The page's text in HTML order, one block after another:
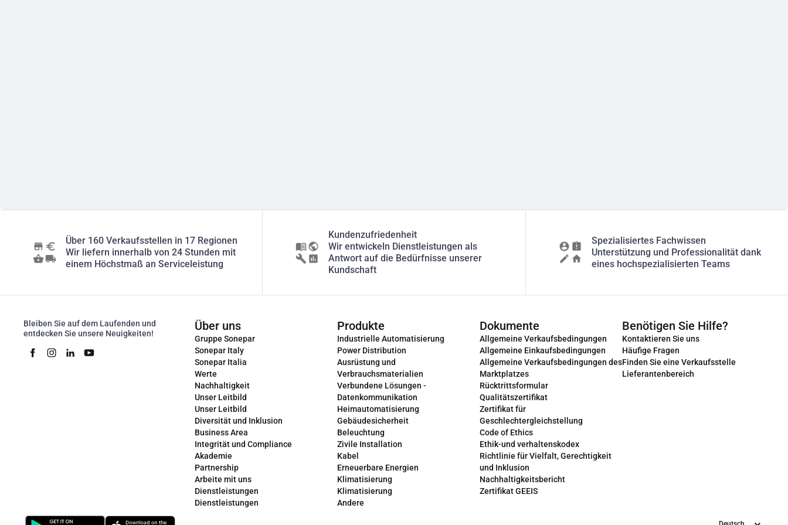
Über 160 Verkaufsstellen in 17 Regionen
Wir liefern innerhalb von 24 Stunden mit
einem Höchstmaß an Serviceleistung
Kundenzufriedenheit
Wir entwickeln Dienstleistungen als
Antwort auf die Bedürfnisse unserer
Kundschaft
Spezialisiertes Fachwissen
Unterstützung und Professionalität dank
eines hochspezialisierten Teams
Bleiben Sie auf dem Laufenden und
entdecken Sie unsere Neuigkeiten!
Über uns
Gruppe Sonepar
Sonepar Italy
Sonepar Italia
Werte
Nachhaltigkeit
Unser Leitbild
Unser Leitbild
Diversität und Inklusion
Business Area
Integrität und Compliance
Akademie
Partnership
Arbeite mit uns
Dienstleistungen
Dienstleistungen
Produkte
Industrielle Automatisierung
Power Distribution
Ausrüstung und
Verbrauchsmaterialien
Verbundene Lösungen -
Datenkommunikation
Heimautomatisierung
Gebäudesicherheit
Beleuchtung
Zivile Installation
Kabel
Erneuerbare Energien
Klimatisierung
Klimatisierung
Andere
Dokumente
Allgemeine Verkaufsbedingungen
Allgemeine Einkaufsbedingungen
Allgemeine Verkaufsbedingungen des
Marktplatzes
Rücktrittsformular
Qualitätszertifikat
Zertifikat für
Geschlechtergleichstellung
Code of Ethics
Ethik-und verhaltenskodex
Richtlinie für Vielfalt, Gerechtigkeit
und Inklusion
Nachhaltigkeitsbericht
Zertifikat GEEIS
Benötigen Sie Hilfe?
Kontaktieren Sie uns
Häufige Fragen
Finden Sie eine Verkaufsstelle
Lieferantenbereich